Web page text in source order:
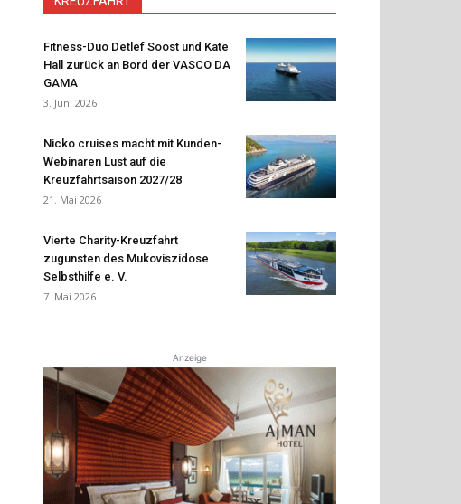
Fitness-Duo Detlef Soost und Kate
Hall zurück an Bord der VASCO DA
GAMA
3. Juni 2026
Nicko cruises macht mit Kunden-
Webinaren Lust auf die
Kreuzfahrtsaison 2027/28
21. Mai 2026
Vierte Charity-Kreuzfahrt
zugunsten des Mukoviszidose
Selbsthilfe e. V.
7. Mai 2026
Anzeige